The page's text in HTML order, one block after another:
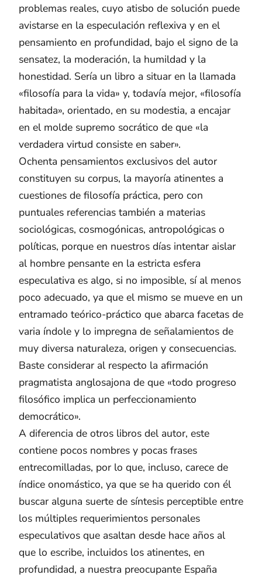
problemas reales, cuyo atisbo de solución puede
avistarse en la especulación reflexiva y en el
pensamiento en profundidad, bajo el signo de la
sensatez, la moderación, la humildad y la
honestidad. Sería un libro a situar en la llamada
«filosofía para la vida» y, todavía mejor, «filosofía
habitada», orientado, en su modestia, a encajar
en el molde supremo socrático de que «la
verdadera virtud consiste en saber».
Ochenta pensamientos exclusivos del autor
constituyen su corpus, la mayoría atinentes a
cuestiones de filosofía práctica, pero con
puntuales referencias también a materias
sociológicas, cosmogónicas, antropológicas o
políticas, porque en nuestros días intentar aislar
al hombre pensante en la estricta esfera
especulativa es algo, si no imposible, sí al menos
poco adecuado, ya que el mismo se mueve en un
entramado teórico-práctico que abarca facetas de
varia índole y lo impregna de señalamientos de
muy diversa naturaleza, origen y consecuencias.
Baste considerar al respecto la afirmación
pragmatista anglosajona de que «todo progreso
filosófico implica un perfeccionamiento
democrático».
A diferencia de otros libros del autor, este
contiene pocos nombres y pocas frases
entrecomilladas, por lo que, incluso, carece de
índice onomástico, ya que se ha querido con él
buscar alguna suerte de síntesis perceptible entre
los múltiples requerimientos personales
especulativos que asaltan desde hace años al
que lo escribe, incluidos los atinentes, en
profundidad, a nuestra preocupante España